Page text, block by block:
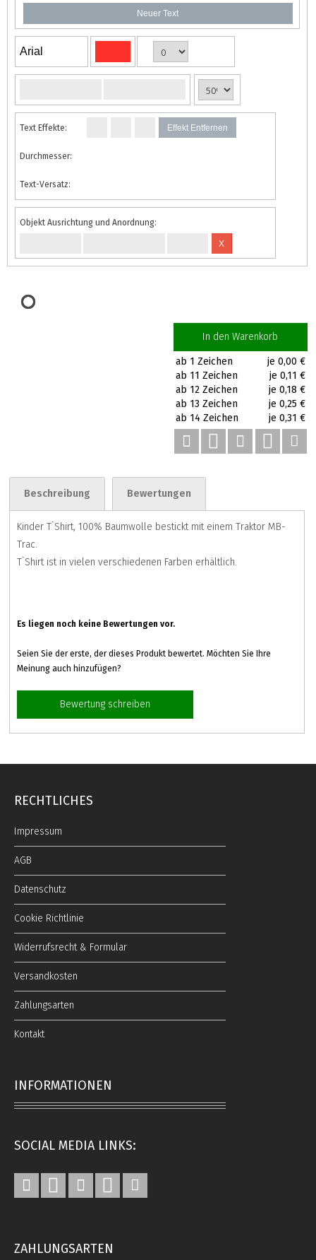
Neuer Text
Arial
Text Effekte: Effekt Entfernen
Durchmesser:
Text-Versatz:
Objekt Ausrichtung und Anordnung:
X
In den Warenkorb
ab 1 Zeichen
je 0,00 €
ab 11 Zeichen
je 0,11 €
ab 12 Zeichen
je 0,18 €
ab 13 Zeichen
je 0,25 €
ab 14 Zeichen
je 0,31 €
Beschreibung Bewertungen
Kinder T`Shirt, 100% Baumwolle bestickt mit einem Traktor MB-
Trac.
T`Shirt ist in vielen verschiedenen Farben erhältlich.
Es liegen noch keine Bewertungen vor.
Seien Sie der erste, der dieses Produkt bewertet. Möchten Sie Ihre
Meinung auch hinzufügen?
Bewertung schreiben
RECHTLICHES
Impressum
AGB
Datenschutz
Cookie Richtlinie
Widerrufsrecht & Formular
Versandkosten
Zahlungsarten
Kontakt
INFORMATIONEN
SOCIAL MEDIA LINKS:
ZAHLUNGSARTEN